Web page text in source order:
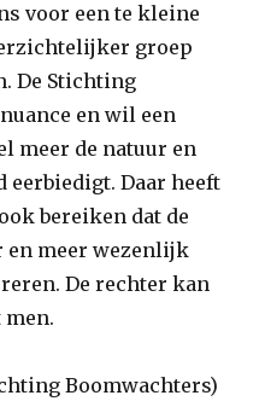
voor een te kleine
groep
De Stichting
en wil een
meer de natuur en
eerbiedigt. Daar heeft
bereiken dat de
en meer wezenlijk
De rechter kan
Boomwachters)